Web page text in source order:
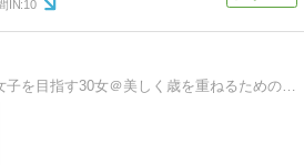
IN:10
トータル的なステキ女子を目指す30女＠美しく歳を重ねるための明るく楽しい美容道！